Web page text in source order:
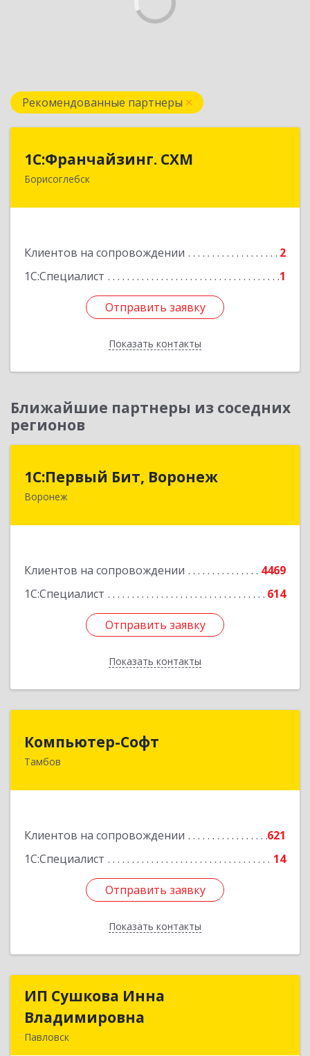
Рекомендованные партнеры
1С:Франчайзинг. СХМ
Борисоглебск
Клиентов на сопровождении
2
1С:Специалист
1
Отправить заявку
Показать контакты
397165, Воронежская обл, Борисоглебский р-н,
Отправить заявку
Назад
Ближайшие партнеры из соседних
регионов
1С:Первый Бит, Воронеж
Воронеж
Клиентов на сопровождении
4469
1С:Специалист
614
Отправить заявку
Показать контакты
1С:Первый Бит, Воронеж
394006, Воронежская обл, Воронеж г, 20-летия
Отправить заявку
Назад
Компьютер-Софт
Тамбов
Клиентов на сопровождении
621
1С:Специалист
14
Отправить заявку
Показать контакты
392000, Тамбовская обл, Тамбов г, Советская
Отправить заявку
Назад
ИП Сушкова Инна
Владимировна
Павловск
ИП Сушкова Инна